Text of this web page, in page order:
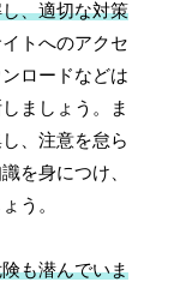
、適切な対策
トへのアクセ
ロードなどは
ましょう。ま
、注意を怠ら
を身につけ、
う。
も潜んでいま